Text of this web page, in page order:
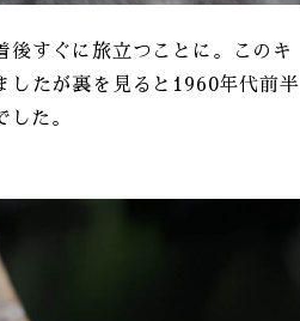
すぐに旅立つことに。このキ
たが裏を見ると1960年代前半
た。